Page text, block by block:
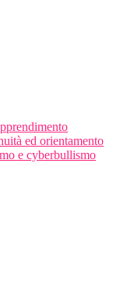
ed orientamento
e cyberbullismo